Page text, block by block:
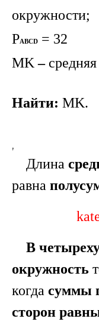
окружности;
PABCD
= 32
MK–
Найти: MK.
,
Длина
равна
В
окружность
когда суммы
сторон